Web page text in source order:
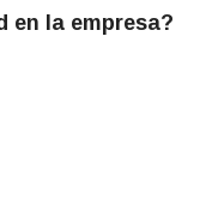
en la empresa?